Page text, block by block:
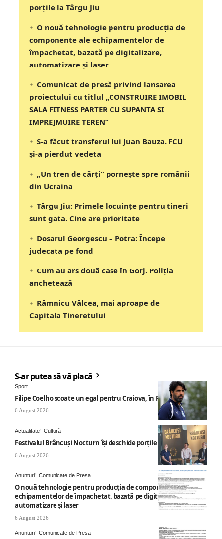
porțile la Târgu Jiu
O nouă tehnologie pentru producția de
componente ale echipamentelor de
împachetat, bazată pe digitalizare,
automatizare și laser
Comunicat de presă privind lansarea
proiectului cu titlul „CONSTRUIRE IMOBIL
SALA FITNESS PARTER CU SUPANTA SI
IMPREJMUIRE TEREN”
S-a făcut transferul lui Juan Bauza. FCU
și-a pierdut vedeta
„Un tren de cărți” pornește spre românii
din Ucraina
Târgu Jiu: Primele locuințe pentru tineri
sunt gata. Cine are prioritate
Dosarul Georgescu – Potra: Începe
judecata pe fond
Cum au ars două case în Gorj. Poliția
anchetează
Râmnicu Vâlcea, mai aproape de
Capitala Tineretului
S-ar putea să vă placă
Sport
Filipe Coelho scoate un egal pentru Craiova, în Finlanda
6 August 2026
Actualitate Cultură
Festivalul Brâncuși Nocturn își deschide porțile la Târgu Jiu
6 August 2026
Anunturi Comunicate de Presa
O nouă tehnologie pentru producția de componente ale
echipamentelor de împachetat, bazată pe digitalizare,
automatizare și laser
6 August 2026
Anunturi Comunicate de Presa